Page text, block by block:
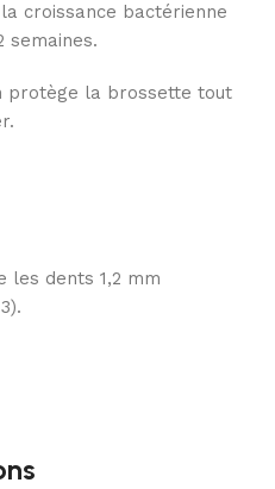
croissance bactérienne
semaines.
protège la brossette tout
les dents 1,2 mm